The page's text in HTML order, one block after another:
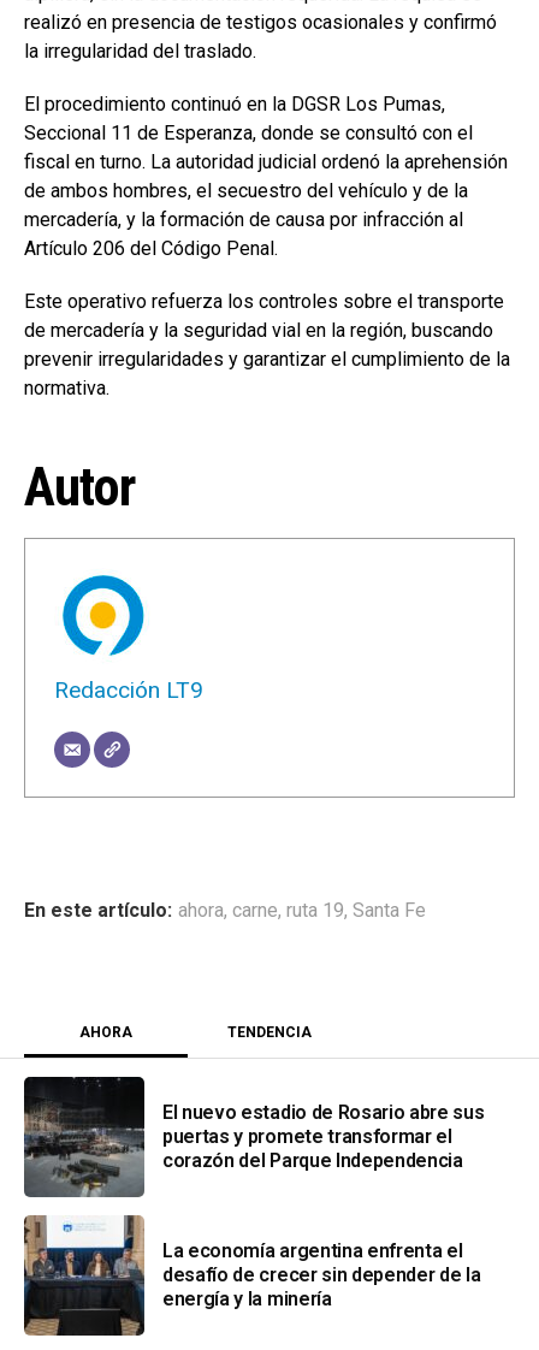
realizó en presencia de testigos ocasionales y confirmó
la irregularidad del traslado.
El procedimiento continuó en la DGSR Los Pumas,
Seccional 11 de Esperanza, donde se consultó con el
fiscal en turno. La autoridad judicial ordenó la aprehensión
de ambos hombres, el secuestro del vehículo y de la
mercadería, y la formación de causa por infracción al
Artículo 206 del Código Penal.
Este operativo refuerza los controles sobre el transporte
de mercadería y la seguridad vial en la región, buscando
prevenir irregularidades y garantizar el cumplimiento de la
normativa.
Autor
Redacción LT9
ahora, carne, ruta 19, Santa Fe
AHORA TENDENCIA
El nuevo estadio de Rosario abre sus
puertas y promete transformar el
corazón del Parque Independencia
La economía argentina enfrenta el
desafío de crecer sin depender de la
energía y la minería